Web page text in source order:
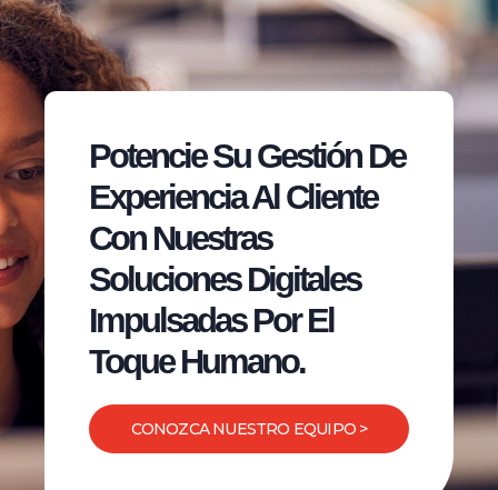
Potencie Su Gestión De
Experiencia Al Cliente
Con Nuestras
Soluciones Digitales
Impulsadas Por El
Toque Humano.
CONOZCA NUESTRO EQUIPO >